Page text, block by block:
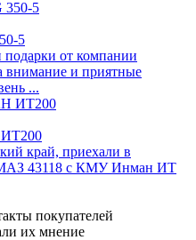
5
от компании
внимание и приятные
...
край, приехали в
43118 с КМУ Инман ИТ
покупателей
их мнение